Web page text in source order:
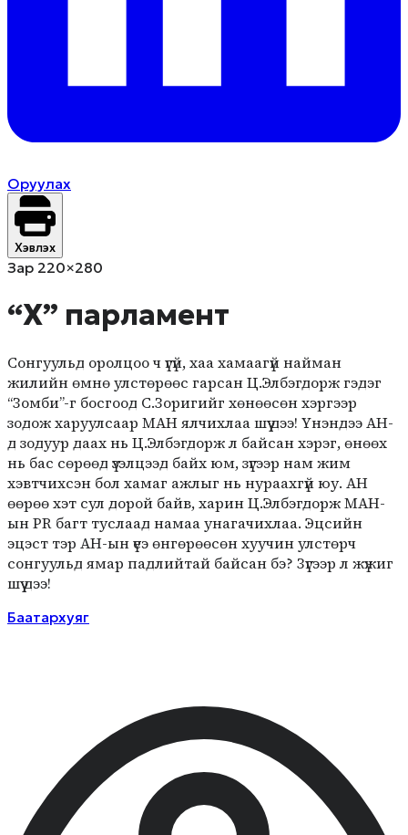
Оруулах
Хэвлэх
Зар 220×280
“Х” парламент
Сонгуульд оролцоо ч үгүй, хаа хамаагүй найман
жилийн өмнө улстөрөөс гарсан Ц.Элбэгдорж гэдэг
“Зомби”-г босгоод С.Зоригийг хөнөөсөн хэргээр
зодож харуулсаар МАН ялчихлаа шүү дээ! Үнэндээ АН-
д зодуур даах нь Ц.Элбэгдорж л байсан хэрэг, өнөөх
нь бас сөрөөд үзэлцээд байх юм, зүгээр нам жим
хэвтчихсэн бол хамаг ажлыг нь нураахгүй юу. АН
өөрөө хэт сул дорой байв, харин Ц.Элбэгдорж МАН-
ын PR багт туслаад намаа унагачихлаа. Эцсийн
эцэст тэр АН-ын үеэ өнгөрөөсөн хуучин улстөрч
сонгуульд ямар падлийтай байсан бэ? Зүгээр л жүжиг
шүү дээ!
Баатархуяг